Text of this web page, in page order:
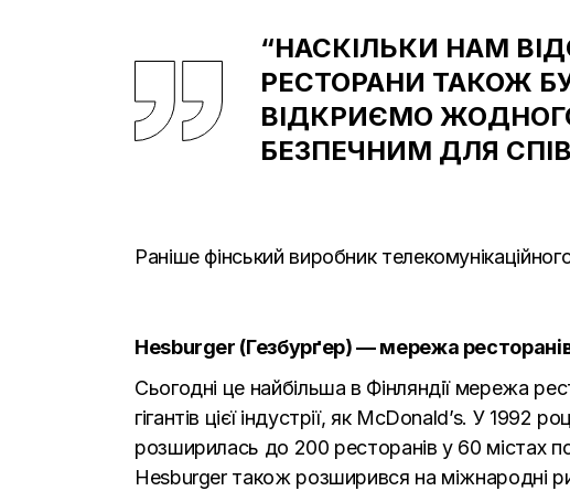
“НАСКІЛЬКИ НАМ
РЕСТОРАНИ ТАКОЖ
ВІДКРИЄМО
БЕЗПЕЧНИМ ДЛЯ
Раніше фінський виробник
Hesburger (Гезбурґер) — мережа
Сьогодні це найбільша в Фінляндії мережа
гігантів цієї індустрії, як McDonald’s. У
розширилась до 200 ресторанів у 60 містах
Hesburger також розширився на міжнародні